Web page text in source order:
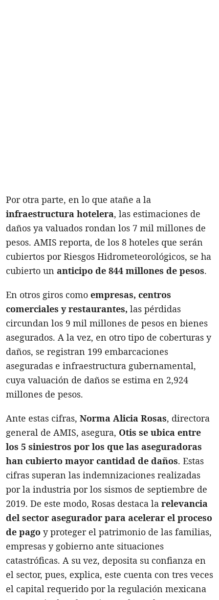
Por otra parte, en lo que atañe a la
infraestructura hotelera, las estimaciones de
daños ya valuados rondan los 7 mil millones de
pesos. AMIS reporta, de los 8 hoteles que serán
cubiertos por Riesgos Hidrometeorológicos, se ha
cubierto un anticipo de 844 millones de pesos.
En otros giros como empresas, centros
comerciales y restaurantes, las pérdidas
circundan los 9 mil millones de pesos en bienes
asegurados. A la vez, en otro tipo de coberturas y
daños, se registran 199 embarcaciones
aseguradas e infraestructura gubernamental,
cuya valuación de daños se estima en 2,924
millones de pesos.
Ante estas cifras, Norma Alicia Rosas, directora
general de AMIS, asegura, Otis se ubica entre
los 5 siniestros por los que las aseguradoras
han cubierto mayor cantidad de daños. Estas
cifras superan las indemnizaciones realizadas
por la industria por los sismos de septiembre de
2019. De este modo, Rosas destaca la relevancia
del sector asegurador para acelerar el proceso
de pago y proteger el patrimonio de las familias,
empresas y gobierno ante situaciones
catastróficas. A su vez, deposita su confianza en
el sector, pues, explica, este cuenta con tres veces
el capital requerido por la regulación mexicana